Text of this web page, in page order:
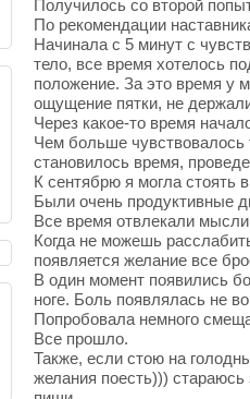
Получилось со второй
По рекомендации
Начинала с 5 минут с
тело, все время хотелось
положение. За это время у
ощущение пятки, не
Через какое-то время
Чем больше
становилось время,
К сентябрю я могла стоять
Были очень продуктивные
Все время отвлекали
Когда не можешь
появляется желание все
В один момент появились
ноге. Боль появлялась не
Попробовала немного
Все прошло.
Также, если стою на
желания поесть)))